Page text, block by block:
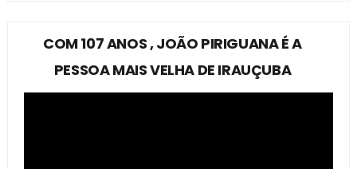
COM 107 ANOS , JOÃO PIRIGUANA É A
PESSOA MAIS VELHA DE IRAUÇUBA